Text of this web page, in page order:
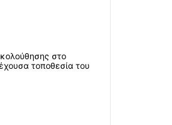
στο
τοποθεσία του